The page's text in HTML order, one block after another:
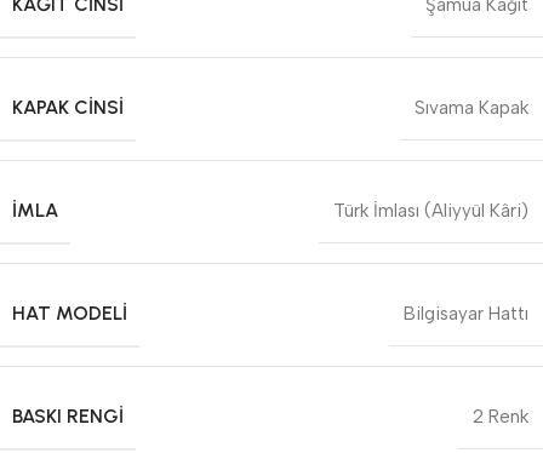
Şamua Kağıt
KAPAK CINSI Sıvama Kapak
İMLA Türk İmlası (Aliyyül Kâri)
HAT MODELI Bilgisayar Hattı
BASKI RENGI 2 Renk